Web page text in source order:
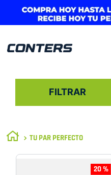
FILTRAR
TU PAR PERFECTO
20 %